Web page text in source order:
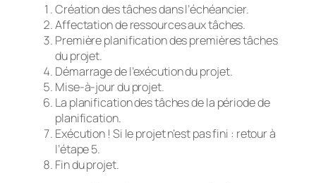
Création des tâches dans l’échéancier.
Affectation de ressources aux tâches.
Première planification des premières tâches
du projet.
Démarrage de l’exécution du projet.
Mise-à-jour du projet.
La planification des tâches de la période de
planification.
Exécution ! Si le projet n’est pas fini : retour à
l’étape 5.
Fin du projet.